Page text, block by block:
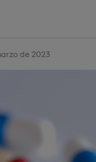
de 2023